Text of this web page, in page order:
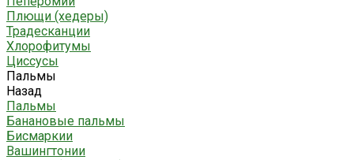
Плющи (хедеры)
Традесканции
Хлорофитумы
Циссусы
Пальмы
Назад
Пальмы
Банановые пальмы
Бисмаркии
Вашингтонии